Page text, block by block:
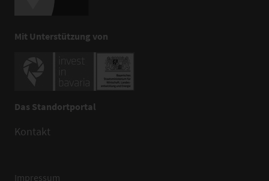
Mit Unterstützung von
Das Standortportal
Kontakt
Impressum